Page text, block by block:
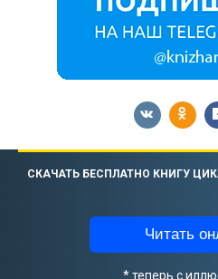
СКАЧАТЬ БЕСПЛАТНО КНИГУ
Читать
* теперь с